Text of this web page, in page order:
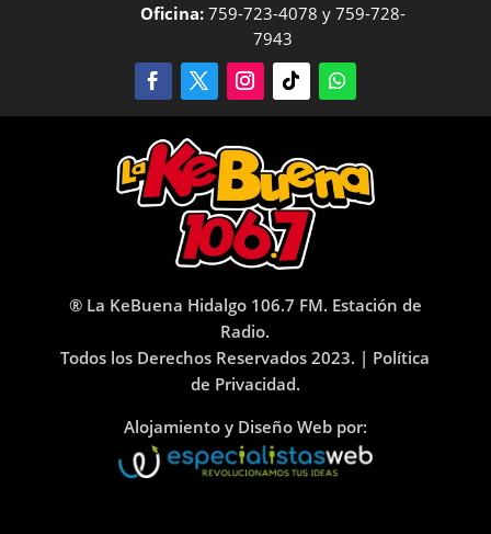
Oficina:759-723-4078 y 759-728-
7943
® La KeBuena Hidalgo 106.7 FM. Estación de
Radio.
Todos los Derechos Reservados 2023. | Política
de Privacidad.
Alojamiento y Diseño Web por: